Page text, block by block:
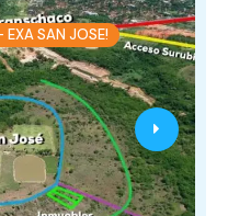
EXA SAN JOSE!